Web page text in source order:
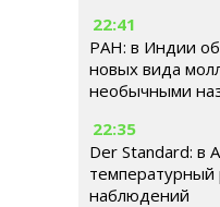
22:41
РАН: в Индии
новых вида
необычными
22:35
Der Standard: в
температурный
наблюдений